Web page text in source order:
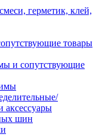
герметик, клей,
товары
и сопутствующие
аксессуары
шин